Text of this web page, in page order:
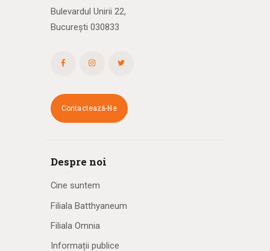
Bulevardul Unirii 22,
București 030833
Contactează-Ne
Despre noi
Cine suntem
Filiala Batthyaneum
Filiala Omnia
Informații publice